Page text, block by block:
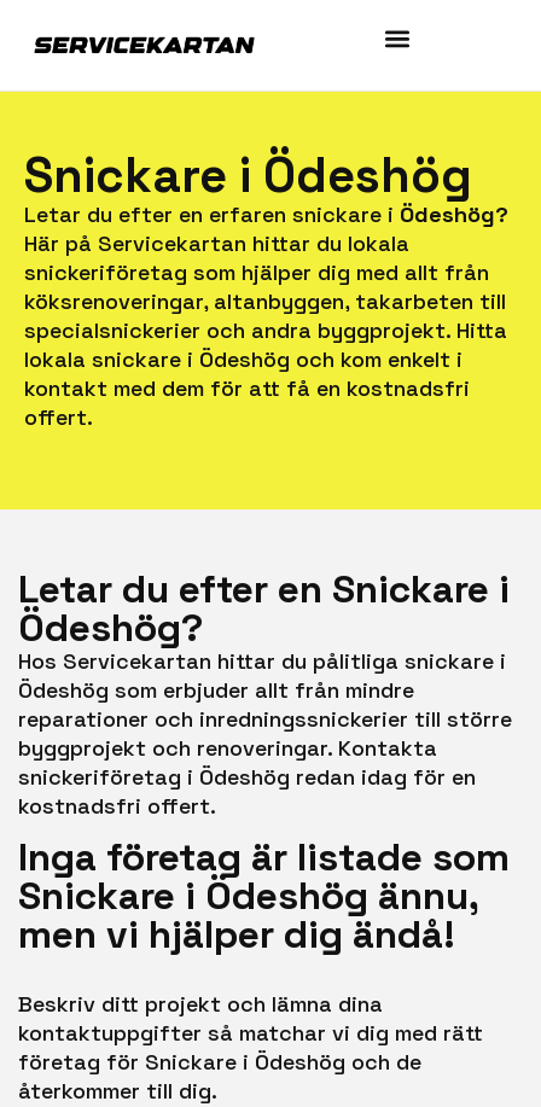
Snickare i Ödeshög
Letar du efter en erfaren snickare i Ödeshög?
Här på Servicekartan hittar du lokala
snickeriföretag som hjälper dig med allt från
köksrenoveringar, altanbyggen, takarbeten till
specialsnickerier och andra byggprojekt. Hitta
lokala snickare i Ödeshög och kom enkelt i
kontakt med dem för att få en kostnadsfri
offert.
Letar du efter en Snickare i
Ödeshög?
Hos Servicekartan hittar du pålitliga snickare i
Ödeshög som erbjuder allt från mindre
reparationer och inredningssnickerier till större
byggprojekt och renoveringar. Kontakta
snickeriföretag i Ödeshög redan idag för en
kostnadsfri offert.
Inga företag är listade som
Snickare i Ödeshög ännu,
men vi hjälper dig ändå!
Beskriv ditt projekt och lämna dina
kontaktuppgifter så matchar vi dig med rätt
företag för Snickare i Ödeshög och de
återkommer till dig.